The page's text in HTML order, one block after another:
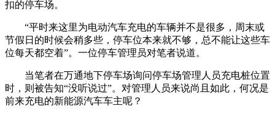
扣的停车场。
“平时来这里为电动汽车充电的车辆并不是很多，周末或
节假日的时候会稍多些，停车位本来就不够，总不能让这些车
位每天都空着”。一位停车管理员对笔者说道。
当笔者在万通地下停车场询问停车场管理人员充电桩位置
时，则被告知“没听说过”。对管理人员来说尚且如此，何况是
前来充电的新能源汽车车主呢？